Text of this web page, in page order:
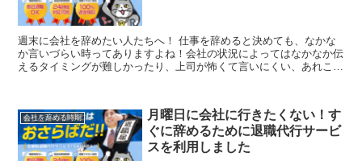
週末に会社を辞めたい人たちへ！ 仕事を辞めると決めても、なかな
か言いづらい時ってありますよね！会社の状況によってはなかなか伝
えるタイミングが難しかったり、上司が怖くて言いにくい、あれこれ
会社を辞める時期
月曜日に会社に行きたくない！す
ぐに辞めるために退職代行サービ
スを利用しました